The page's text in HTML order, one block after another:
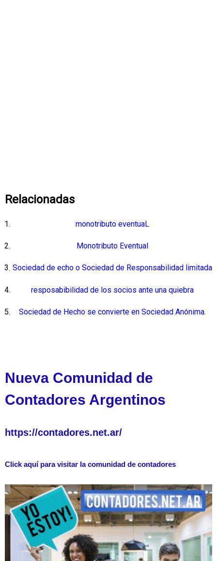
Relacionadas
monotributo eventuaL
Monotributo Eventual
Sociedad de echo o Sociedad de Responsabilidad limitada
resposabibilidad de los socios ante una quiebra
Sociedad de Hecho se convierte en Sociedad Anónima.
Nueva Comunidad de
Contadores Argentinos
https://contadores.net.ar/
Click aquí para visitar la comunidad de contadores